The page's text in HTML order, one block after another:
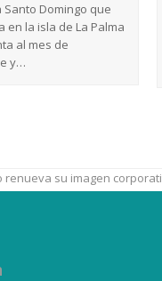
Santo Domingo que
en la isla de La Palma
al mes de
y…
renueva su imagen